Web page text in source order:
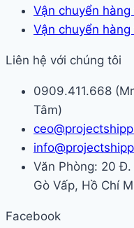
Vận chuyển
Vận chuyển
Liên hệ với chúng tôi
0909.411.668
Tâm)
Văn Phòng: 20 Đ.
Gò Vấp, Hồ Chí
Facebook